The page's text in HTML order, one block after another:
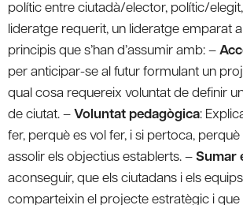
polític entre ciutadà/elector, polític/
lideratge requerit, un lideratge emparat
principis que s’han d’assumir amb: –
per anticipar-se al futur formulant un
qual cosa requereix voluntat de definir
de ciutat. –Voluntat pedagògica:
fer, perquè es vol fer, i si pertoca,
assolir els objectius establerts. –Sumar
aconseguir, que els ciutadans i els
comparteixin el projecte estratègic i que